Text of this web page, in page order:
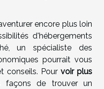
encore plus loin
d'hébergements
un spécialiste des
pourrait vous
conseils. Pour voir plus
façons de trouver un